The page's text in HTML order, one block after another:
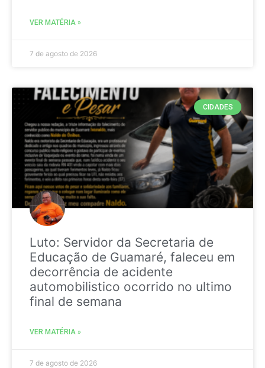
VER MATÉRIA »
7 de agosto de 2026
CIDADES
Luto: Servidor da Secretaria de
Educação de Guamaré, faleceu em
decorrência de acidente
automobilistico ocorrido no ultimo
final de semana
VER MATÉRIA »
7 de agosto de 2026